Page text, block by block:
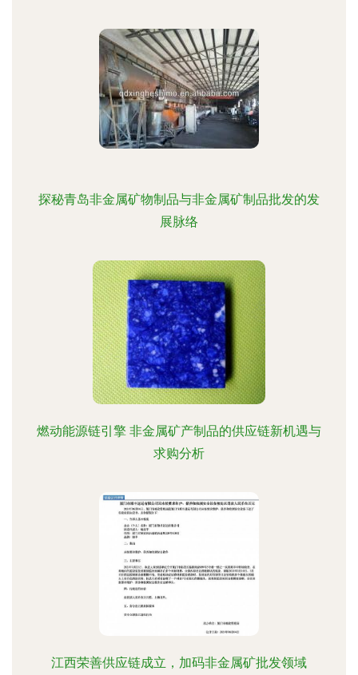
探秘青岛非金属矿物制品与非金属矿制品批发的发
展脉络
燃动能源链引擎 非金属矿产制品的供应链新机遇与
求购分析
江西荣善供应链成立，加码非金属矿批发领域